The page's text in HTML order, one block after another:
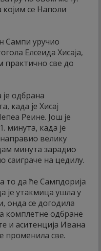
се Наполи
Сампи уручио
Елсеида Хисаја,
практично све до
одбрана
када је Хисај
Реине. Још је
минута, када је
велику
минута зарадио
саиграче на цедилу.
то да ће Сампдорија
је утакмица ушла у
онда се догодила
комплетне одбране
и аситенција Ивана
променила све.